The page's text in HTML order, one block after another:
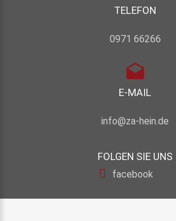
TELEFON
0971 66266
E-MAIL
info@za-hein.de
FOLGEN SIE UNS
facebook